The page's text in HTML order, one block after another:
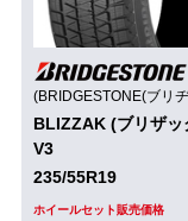
(BRIDGESTONE(ブリ
BLIZZAK (ブリザッ
V3
235/55R19
ホイールセット販売価格